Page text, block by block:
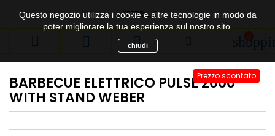
  
Prezzo scontato
BARBECUE ELETTRICO PULSE 2000
WITH STAND WEBER
Questo negozio utilizza i cookie e altre tecnologie in modo da
poter migliorare la tua esperienza sul nostro sito.
chiudi